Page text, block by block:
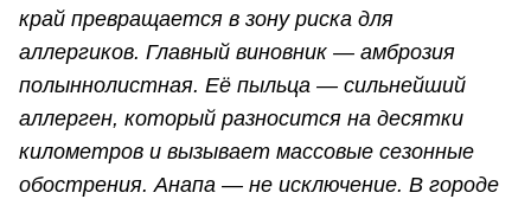
край превращается в зону риска для
аллергиков. Главный виновник — амброзия
полыннолистная. Её пыльца — сильнейший
аллерген, который разносится на десятки
километров и вызывает массовые сезонные
обострения. Анапа — не исключение. В городе